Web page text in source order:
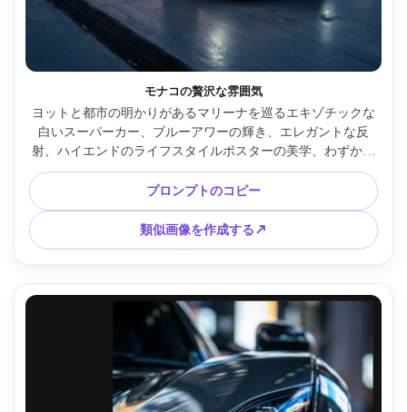
モナコの贅沢な雰囲気
ヨットと都市の明かりがあるマリーナを巡るエキゾチックな
白いスーパーカー、ブルーアワーの輝き、エレガントな反
射、ハイエンドのライフスタイルポスターの美学、わずかに
高めの角度、浅い被写界深度、ブランドスタイルのタイポグ
ラフィのための上部のクリーンなスペース、70mmで撮影、
f/2.8、車にフォトリアルなスキンレスフォーカス、編集ポリ
ッシュ、プレミアムプリントルック --ar 4:5
プロンプトのコピー
類似画像を作成する↗